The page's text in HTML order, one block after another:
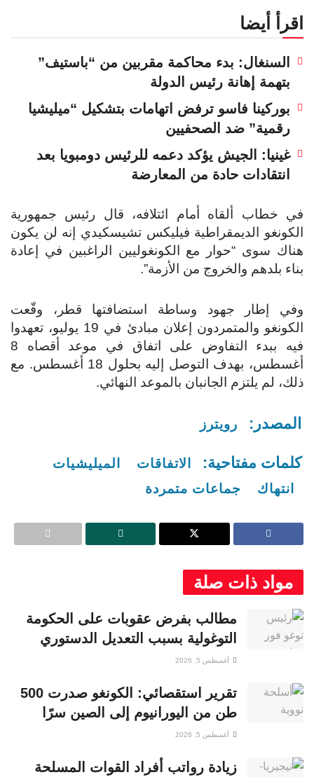
اقرأ أيضا
السنغال: بدء محاكمة مقربين من “باستيف”
بتهمة إهانة رئيس الدولة
بوركينا فاسو ترفض اتهامات بتشكيل “ميليشيا
رقمية” ضد الصحفيين
غينيا: الجيش يؤكد دعمه للرئيس دومبويا بعد
انتقادات حادة من المعارضة
في خطاب ألقاه أمام ائتلافه، قال رئيس جمهورية
الكونغو الديمقراطية فيليكس تشيسكيدي إنه لن يكون
هناك سوى “حوار مع الكونغوليين الراغبين في إعادة
بناء بلدهم والخروج من الأزمة”.
وفي إطار جهود وساطة استضافتها قطر، وقّعت
الكونغو والمتمردون إعلان مبادئ في 19 يوليو، تعهدوا
فيه ببدء التفاوض على اتفاق في موعد أقصاه 8
أغسطس، بهدف التوصل إليه بحلول 18 أغسطس. مع
ذلك، لم يلتزم الجانبان بالموعد النهائي.
المصدر: رويترز
كلمات مفتاحية: الاتفاقات
الميليشيات
انتهاك
جماعات متمردة
مواد ذات صلة
مطالب بفرض عقوبات على الحكومة
التوغولية بسبب التعديل الدستوري
أغسطس 5, 2026
تقرير استقصائي: الكونغو صدرت 500
طن من اليورانيوم إلى الصين سرًا
أغسطس 5, 2026
زيادة رواتب أفراد القوات المسلحة